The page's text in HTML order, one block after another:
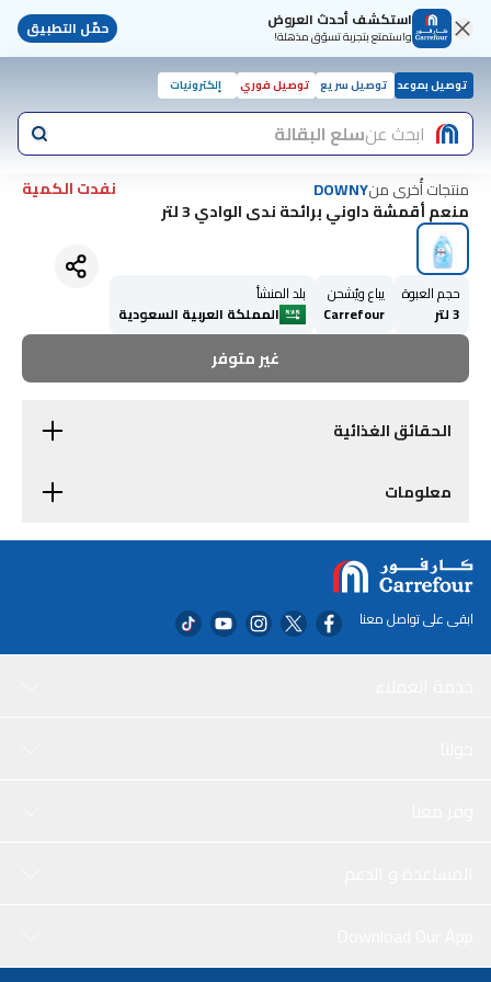
استكشف أحدث العروض
واستمتع بتجربة تسوّق مذهلة! حمّل التطبيق
توصيل بموعد توصيل سريع توصيل فوري إلكترونيات
ابحث عنسلع البقالة
منتجات أُخرى منDOWNY
نفدت الكمية
منعم أقمشة داوني برائحة ندى الوادي 3 لتر
حجم العبوة
3 لتر
يباع ويُشحن
Carrefour
بلد المنشأ
المملكة العربية السعودية
غير متوفر
الحقائق الغذائية
معلومات
ابقى على تواصل معنا